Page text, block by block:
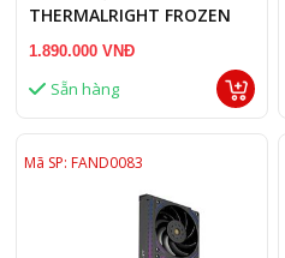
THERMALRIGHT FROZEN
NOTTE 360 ARGB V2 BLACK
1.890.000 VNĐ
Sẵn hàng
Mã SP: FAND0083